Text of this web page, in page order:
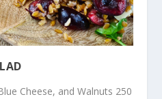
Cheese, and Walnuts 250